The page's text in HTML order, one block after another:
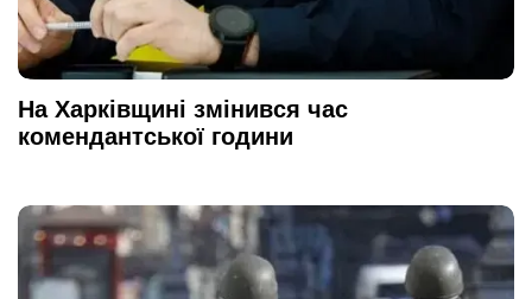
На Харківщині змінився час
комендантської години